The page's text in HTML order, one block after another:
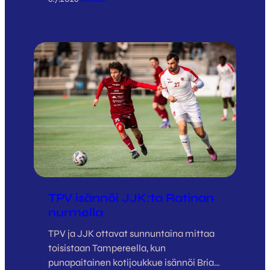
peliä, kuten viimeksi Viitaniemessä
joukkueiden kohdatessa. Pelien alut
ovat olleet tällä kaudella JJK:lle
kimurantteja ja myös nyt vastustaja
pääsi siirtymään ensimmäisenä johtoon.
Alkuun peli…
TPV isännöi JJK:ta Ratinan
nurmella
TPV ja JJK ottavat sunnuntaina mittaa
toisistaan Tampereella, kun
punapaitainen kotijoukkue isännöi Brian